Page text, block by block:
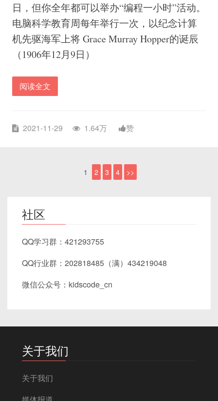
日，但你全年都可以举办“编程一小时”活动。
电脑科学教育周每年举行一次，以纪念计算
机先驱海军上将 Grace Murray Hopper的诞辰
（1906年12月9日）
阅读全文
2021-11-29 1.64万 赞
1 2 3 4 >>
社区
QQ学习群：421293755
QQ行业群：202818485（满）434219048
微信公众号：kidscode_cn
关于我们
关于我们